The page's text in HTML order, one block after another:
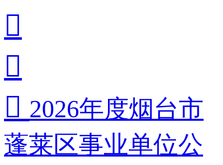


 2026年度烟台市
蓬莱区事业单位公